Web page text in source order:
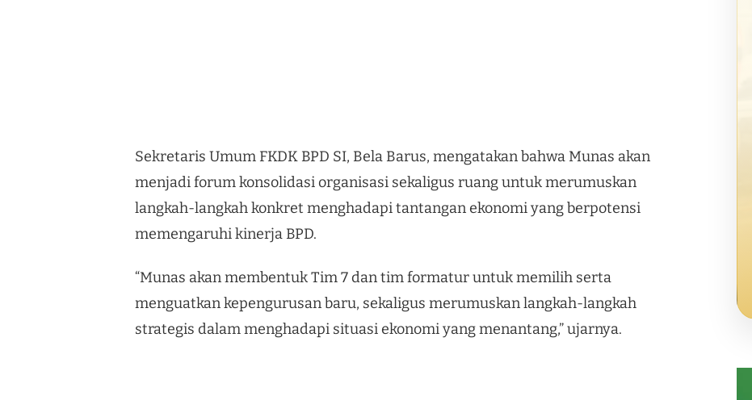
Sekretaris Umum FKDK BPD SI, Bela Barus, mengatakan bahwa Munas akan
menjadi forum konsolidasi organisasi sekaligus ruang untuk merumuskan
langkah-langkah konkret menghadapi tantangan ekonomi yang berpotensi
memengaruhi kinerja BPD.
“Munas akan membentuk Tim 7 dan tim formatur untuk memilih serta
menguatkan kepengurusan baru, sekaligus merumuskan langkah-langkah
strategis dalam menghadapi situasi ekonomi yang menantang,” ujarnya.